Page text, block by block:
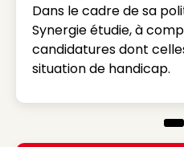
Dans le cadre de sa
Synergie étudie, à
candidatures dont
situation de handicap.